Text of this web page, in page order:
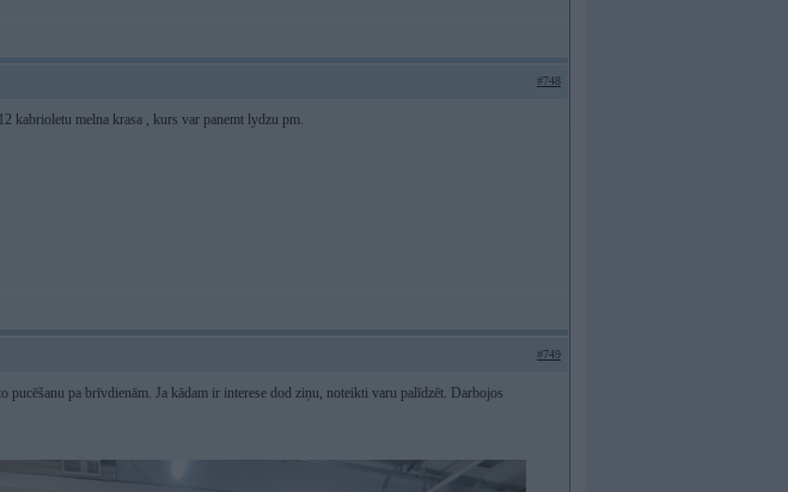
#748
kabrioletu melna krasa , kurs var panemt lydzu pm.
#749
pucēšanu pa brīvdienām. Ja kādam ir interese dod ziņu, noteikti varu palīdzēt. Darbojos